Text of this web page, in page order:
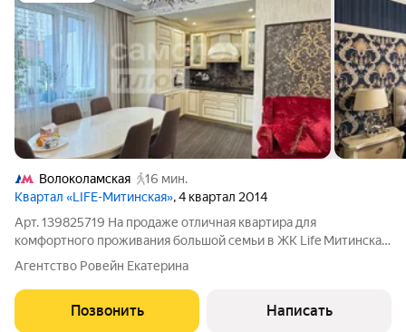
Волоколамская
16 мин.
Квартал «LIFE-Митинская», 4 квартал 2014
Арт. 139825719 На продаже отличная квартира для
комфортного проживания большой семьи в ЖК Life Митинская!
Закрытая территория двора В квартире выполнен
Качественный ремонт с применением только хороших
материалов, предусмотрено много мест для
Агентство Ровейн Екатерина
Позвонить Написать